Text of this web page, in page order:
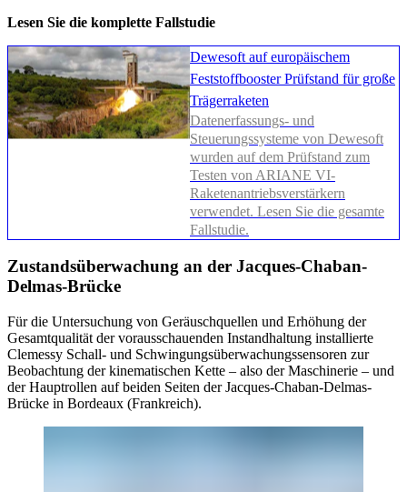
Lesen Sie die komplette Fallstudie
Dewesoft auf europäischem
Feststoffbooster Prüfstand für große
Trägerraketen
Datenerfassungs- und
Steuerungssysteme von Dewesoft
wurden auf dem Prüfstand zum
Testen von ARIANE VI-
Raketenantriebsverstärkern
verwendet. Lesen Sie die gesamte
Fallstudie.
Zustandsüberwachung an der Jacques-Chaban-
Delmas-Brücke
Für die Untersuchung von Geräuschquellen und Erhöhung der
Gesamtqualität der vorausschauenden Instandhaltung installierte
Clemessy Schall- und Schwingungsüberwachungssensoren zur
Beobachtung der kinematischen Kette – also der Maschinerie – und
der Hauptrollen auf beiden Seiten der Jacques-Chaban-Delmas-
Brücke in Bordeaux (Frankreich).